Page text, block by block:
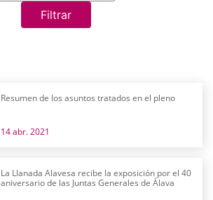
Filtrar
Resumen de los asuntos tratados en el pleno
14 abr. 2021
La Llanada Alavesa recibe la exposición por el 40
aniversario de las Juntas Generales de Álava